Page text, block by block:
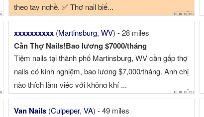
theo tay nghề. ✅ Thợ nail biế...
xxxxxxxxxx (Martinsburg,WV) - 28 miles
Cần Thợ Nails!Bao lương $7000/tháng
Tiệm nails tại thành phố Martinsburg, WV cần gấp thợ
nails có kinh nghiệm, bao lương $7,000/tháng. Anh chị
nào thích làm việc với không khí ...
Van Nails (Culpeper,VA) - 49 miles